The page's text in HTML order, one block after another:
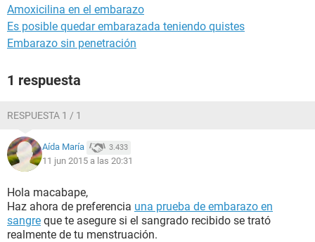
Amoxicilina en el embarazo
Es posible quedar embarazada teniendo quistes
Embarazo sin penetración
1 respuesta
RESPUESTA 1 / 1
Aída María 3.433
11 jun 2015 a las 20:31
Hola macabape,
Haz ahora de preferencia una prueba de embarazo en
sangre que te asegure si el sangrado recibido se trató
realmente de tu menstruación.